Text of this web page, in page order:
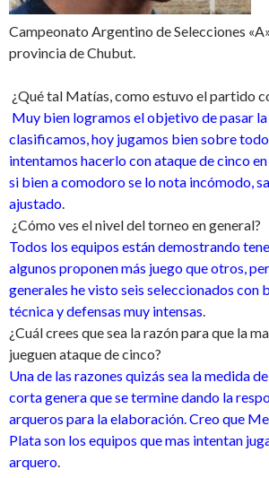
Campeonato Argentino de Selecciones
provincia de Chubut.
¿Qué tal Matías, como estuvo el partido
Muy bien logramos el objetivo de pasar la
clasificamos, hoy jugamos bien sobre
intentamos hacerlo con ataque de cinco
si bien a comodoro se lo nota incómodo,
ajustado.
¿Cómo ves el nivel del torneo en general?
Todos los equipos están demostrando
algunos proponen más juego que otros,
generales he visto seis seleccionados con
técnica y defensas muy intensas.
¿Cuál crees que sea la razón para que la
jueguen ataque de cinco?
Una de las razones quizás sea la medida
corta genera que se termine dando la
arqueros para la elaboración. Creo que
Plata son los equipos que mas intentan
arquero.